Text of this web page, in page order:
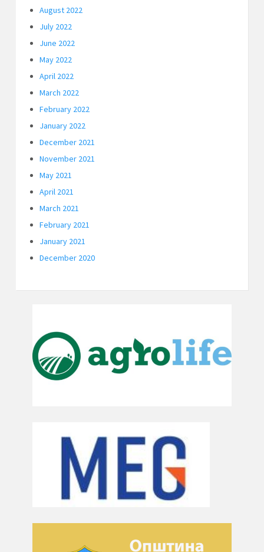
August 2022
July 2022
June 2022
May 2022
April 2022
March 2022
February 2022
January 2022
December 2021
November 2021
May 2021
April 2021
March 2021
February 2021
January 2021
December 2020